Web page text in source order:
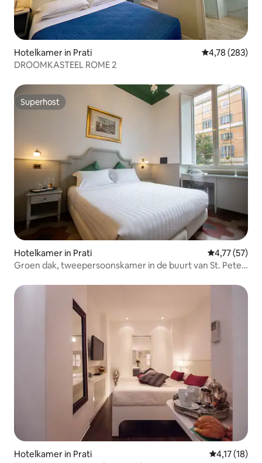
Hotelkamer in Prati Gemiddelde
4,78 (283)
DROOMKASTEEL ROME 2
Superhost
Superhost
Hotelkamer in Prati Gemiddelde
4,77 (57)
Groen dak, tweepersoonskamer in de buurt van St. Peter
Hotelkamer in Prati Gemiddelde
4,17 (18)